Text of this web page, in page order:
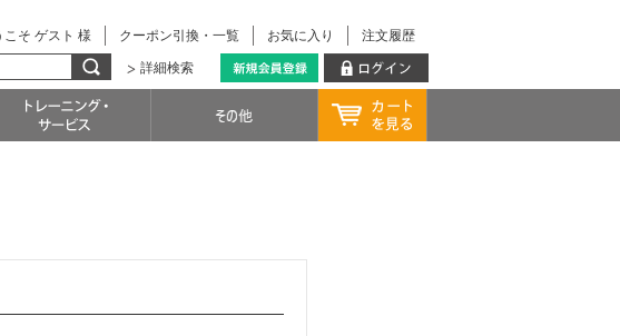
注文履歴
お気に入り
クーポン引換・一覧
こそ ゲスト 様
詳細検索